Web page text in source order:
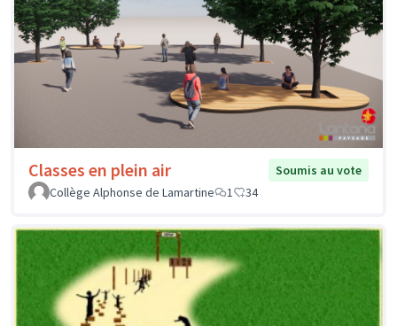
Classes en plein air
Soumis au vote
Collège Alphonse de Lamartine
1 34